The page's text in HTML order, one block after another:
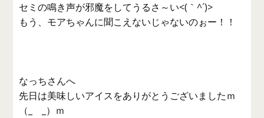
セミの鳴き声が邪魔をしてうるさ～い<(｀^´)>
もう、モアちゃんに聞こえないじゃないのぉー！！
なっちさんへ
先日は美味しいアイスをありがとうございましたｍ
（_ _）ｍ